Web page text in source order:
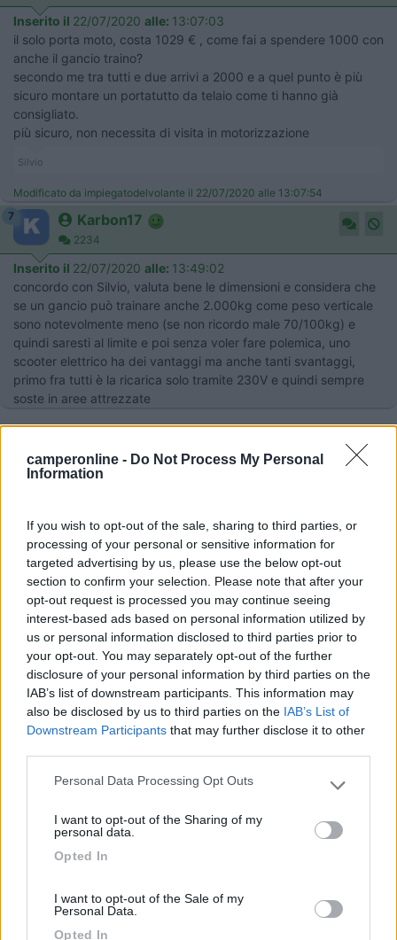
camperonline - Do Not Process My Personal
Information
If you wish to opt-out of the sale, sharing to third parties, or
processing of your personal or sensitive information for
targeted advertising by us, please use the below opt-out
section to confirm your selection. Please note that after your
opt-out request is processed you may continue seeing
interest-based ads based on personal information utilized by
us or personal information disclosed to third parties prior to
your opt-out. You may separately opt-out of the further
disclosure of your personal information by third parties on the
IAB’s list of downstream participants. This information may
also be disclosed by us to third parties on the IAB’s List of
Downstream Participants that may further disclose it to other
Please note that this website/app uses one or more Google
not limited to your visit or usage behaviour. You may click to
use your data for below specified purposes in below Google
Personal Data Processing Opt Outs
I want to opt-out of the Sharing of my
personal data.
Opted In
I want to opt-out of the Sale of my
Personal Data.
Opted In
Inserito il 22/07/2020 alle: 13:07:03
il solo porta moto, costa 1029 € , come fai a spendere 1000 con
anche il gancio traino?
secondo me tra tutti e due arrivi a 2000 e a quel punto è più
sicuro montare un portatutto da telaio come ti hanno già
consigliato.
più sicuro, non necessita di visita in motorizzazione
Silvio
Modificato da impiegatodelvolante il 22/07/2020 alle 13:07:54
7
Karbon17
2234
Inserito il 22/07/2020 alle: 13:49:02
concordo con Silvio, valuta bene le dimensioni e considera che
se un gancio può trainare anche 2.000kg come peso verticale
sono notevolmente meno (se non ricordo male 70/100kg) e
quindi saresti al limite e poi senza voler fare polemica, uno
scooter elettrico ha dei vantaggi ma anche tanti svantaggi,
primo fra tutti è la ricarica solo tramite 230V e quindi sempre
soste in aree attrezzate
GinoSerGina
7181
Inserito il22/07/2020 alle:14:17:52
Fai conto che un portamoto (chiamato "portatutto" per motivi di
omologazione) a me hanno preventivato 1500 € montato,
nuovo. La marca è italiana, non la cito ma si fa presto a trovarla.
Ovviamente non ha bisogno di trascrizione sulla CdC, mentre
--------------------------------------------
ciro9770